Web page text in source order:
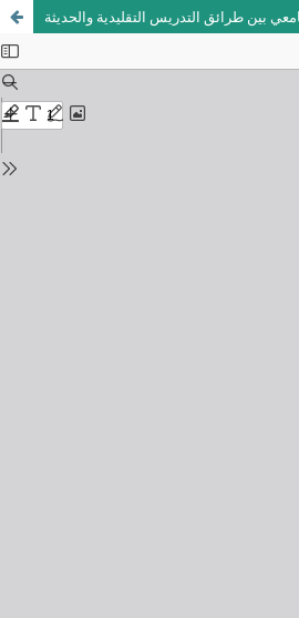
بين طرائق التدريس التقليدية والحديثة